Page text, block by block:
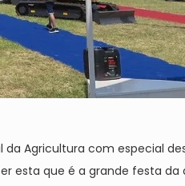
da Agricultura com especial
esta que é a grande festa